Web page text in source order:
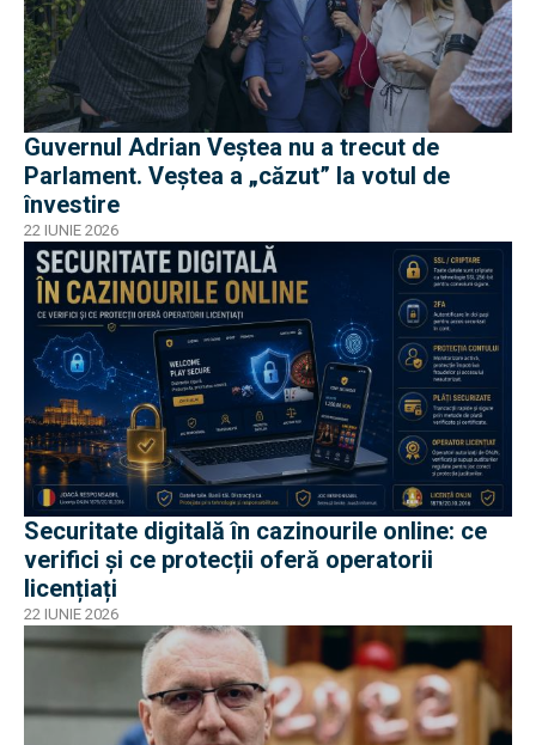
Guvernul Adrian Veștea nu a trecut de
Parlament. Veștea a „căzut” la votul de
învestire
22 IUNIE 2026
Securitate digitală în cazinourile online: ce
verifici și ce protecții oferă operatorii
licențiați
22 IUNIE 2026